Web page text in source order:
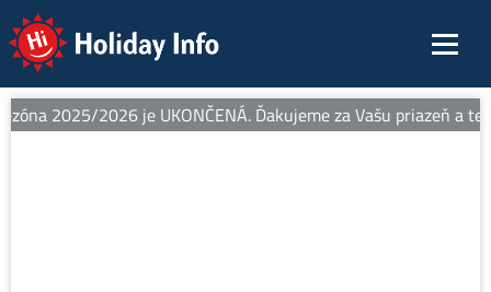
Holiday Info
2025/2026 je UKONČENÁ. Ďakujeme za Vašu priazeň a